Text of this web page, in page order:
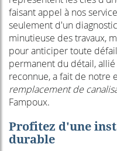
faisant appel à nos
seulement d'un
minutieuse des travaux,
pour anticiper toute
permanent du détail,
reconnue, a fait de notre
remplacement de
Fampoux.
Profitez d'une
durable